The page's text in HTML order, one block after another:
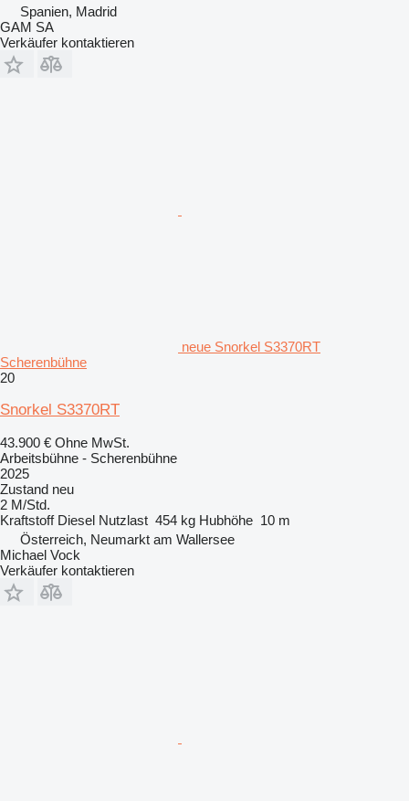
Spanien, Madrid
GAM SA
Verkäufer kontaktieren
neue Snorkel S3370RT
Scherenbühne
20
Snorkel S3370RT
43.900 € Ohne MwSt.
Arbeitsbühne - Scherenbühne
2025
Zustand neu
2 M/Std.
Kraftstoff Diesel Nutzlast 454 kg Hubhöhe 10 m
Österreich, Neumarkt am Wallersee
Michael Vock
Verkäufer kontaktieren